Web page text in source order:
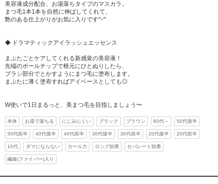
美容液成分配合、お湯落ちタイプのマスカラ。
まつ毛1本1本を自然に伸ばしてくれて、
艶のある仕上がりがお気に入りです^-^
◆ ドラマティックアイラッシュエッセンス
まぶたごとケアしてくれる新感覚の美容液！
先端のボールチップで根元にひとぬりしたら、
ブラシ部分でとかすようにまつ毛に塗布します。
まぶたに薄く塗布すればアイベースとしても◎
W使いで1日まるっと、美まつ毛を目指しましょう〜
本体 お湯で落ちる にじみにくい ブラック ブラウン 60代～ 50代後半
50代前半 40代後半 40代前半 30代後半 30代前半 20代後半 20代前半
10代 ダマにならない カール力 ロング効果 セパレート効果
繊維(ファイバー)入り